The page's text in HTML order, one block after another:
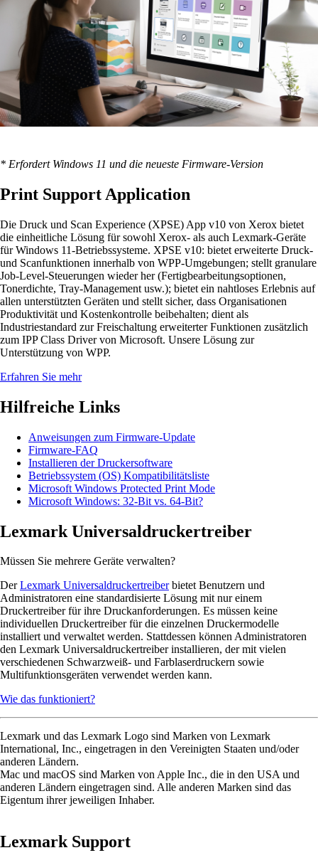
* Erfordert Windows 11 und die neueste Firmware-Version
Print Support Application
Die Druck und Scan Experience (XPSE) App v10 von Xerox bietet
die einheitliche Lösung für sowohl Xerox- als auch Lexmark-Geräte
für Windows 11-Betriebssysteme. XPSE v10: bietet erweiterte Druck-
und Scanfunktionen innerhalb von WPP-Umgebungen; stellt granulare
Job-Level-Steuerungen wieder her (Fertigbearbeitungsoptionen,
Tonerdichte, Tray-Management usw.); bietet ein nahtloses Erlebnis auf
allen unterstützten Geräten und stellt sicher, dass Organisationen
Produktivität und Kostenkontrolle beibehalten; dient als
Industriestandard zur Freischaltung erweiterter Funktionen zusätzlich
zum IPP Class Driver von Microsoft. Unsere Lösung zur
Unterstützung von WPP.
Erfahren Sie mehr
Hilfreiche Links
Anweisungen zum Firmware-Update
Firmware-FAQ
Installieren der Druckersoftware
Betriebssystem (OS) Kompatibilitätsliste
Microsoft Windows Protected Print Mode
Microsoft Windows: 32-Bit vs. 64-Bit?
Lexmark Universaldruckertreiber
Müssen Sie mehrere Geräte verwalten?
DerLexmark Universaldruckertreiberbietet Benutzern und
Administratoren eine standardisierte Lösung mit nur einem
Druckertreiber für ihre Druckanforderungen. Es müssen keine
individuellen Druckertreiber für die einzelnen Druckermodelle
installiert und verwaltet werden. Stattdessen können Administratoren
den Lexmark Universaldruckertreiber installieren, der mit vielen
verschiedenen Schwarzweiß- und Farblaserdruckern sowie
Multifunktionsgeräten verwendet werden kann.
Wie das funktioniert?
Lexmark und das Lexmark Logo sind Marken von Lexmark
International, Inc., eingetragen in den Vereinigten Staaten und/oder
anderen Ländern.
Mac und macOS sind Marken von Apple Inc., die in den USA und
anderen Ländern eingetragen sind. Alle anderen Marken sind das
Eigentum ihrer jeweiligen Inhaber.
Lexmark Support